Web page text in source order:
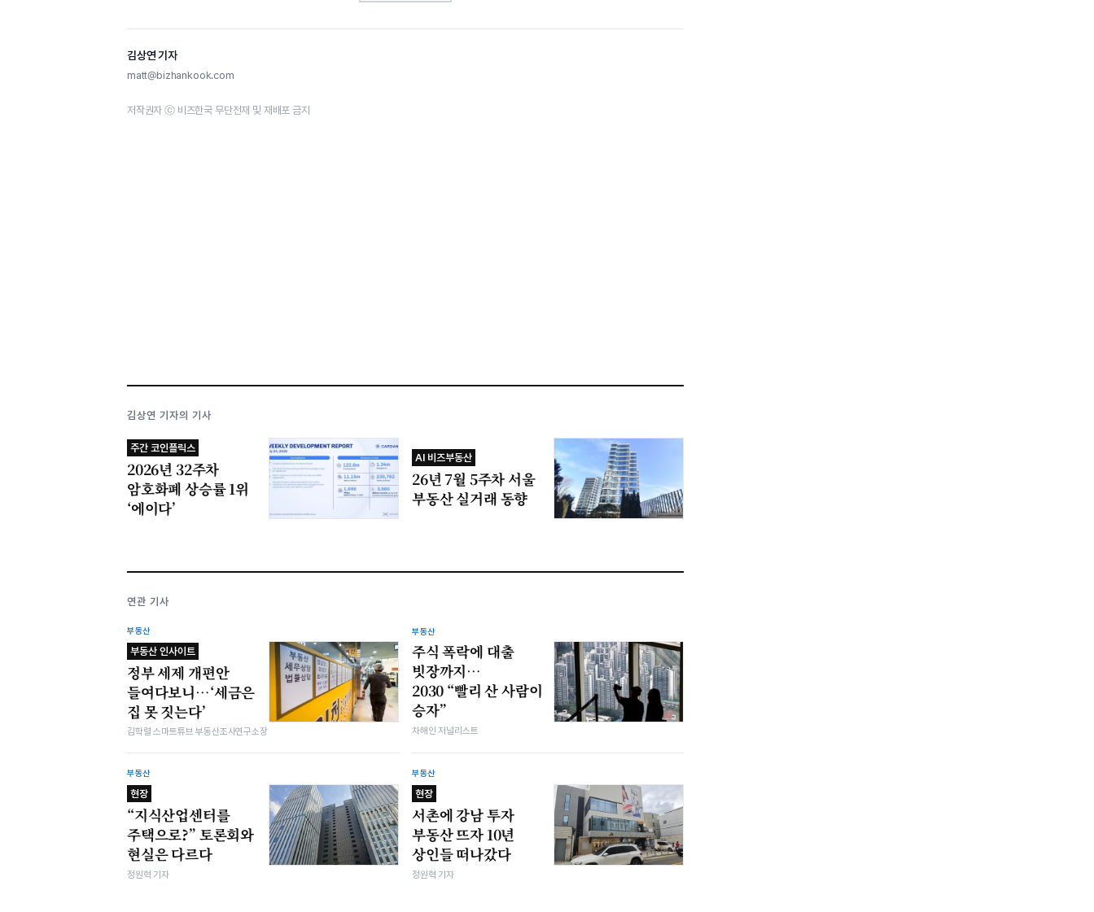
김상연 기자
matt@bizhankook.com
저작권자 ⓒ 비즈한국 무단전재 및 재배포 금지
김상연 기자의 기사
주간 코인플릭스
2026년 32주차
암호화폐 상승률 1위
‘에이다’
AI 비즈부동산
26년 7월 5주차 서울
부동산 실거래 동향
연관 기사
부동산
부동산 인사이트
정부 세제 개편안
들여다보니…‘세금은
집 못 짓는다’
김학렬 스마트튜브 부동산조사연구소장
부동산
주식 폭락에 대출
빗장까지…
2030 “빨리 산 사람이
승자”
차해인 저널리스트
부동산
현장
“지식산업센터를
주택으로?” 토론회와
현실은 다르다
정원혁 기자
부동산
현장
서촌에 강남 투자
부동산 뜨자 10년
상인들 떠나갔다
정원혁 기자